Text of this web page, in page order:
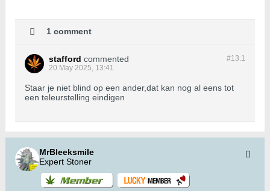
1 comment
#13.1
stafford commented
20 May 2025, 13:41
Staar je niet blind op een ander,dat kan nog al eens tot
een teleurstelling eindigen
MrBleeksmile
Expert Stoner